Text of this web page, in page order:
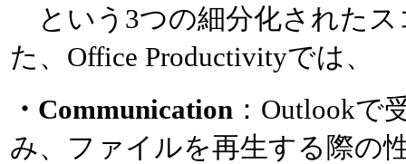
という3つの細分化されたス
た、Office Productivityでは、
・Communication ：Outlookで
み、ファイルを再生する際の